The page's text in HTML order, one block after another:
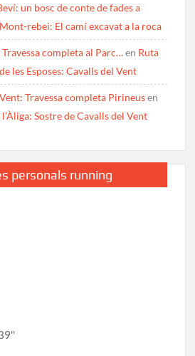
un bosc de conte de fades a
rebei: El camí excavat a la roca
completa al Parc…en Ruta
les Esposes: Cavalls del Vent
Travessa completa Pirineusen
Sostre de Cavalls del Vent
personals running